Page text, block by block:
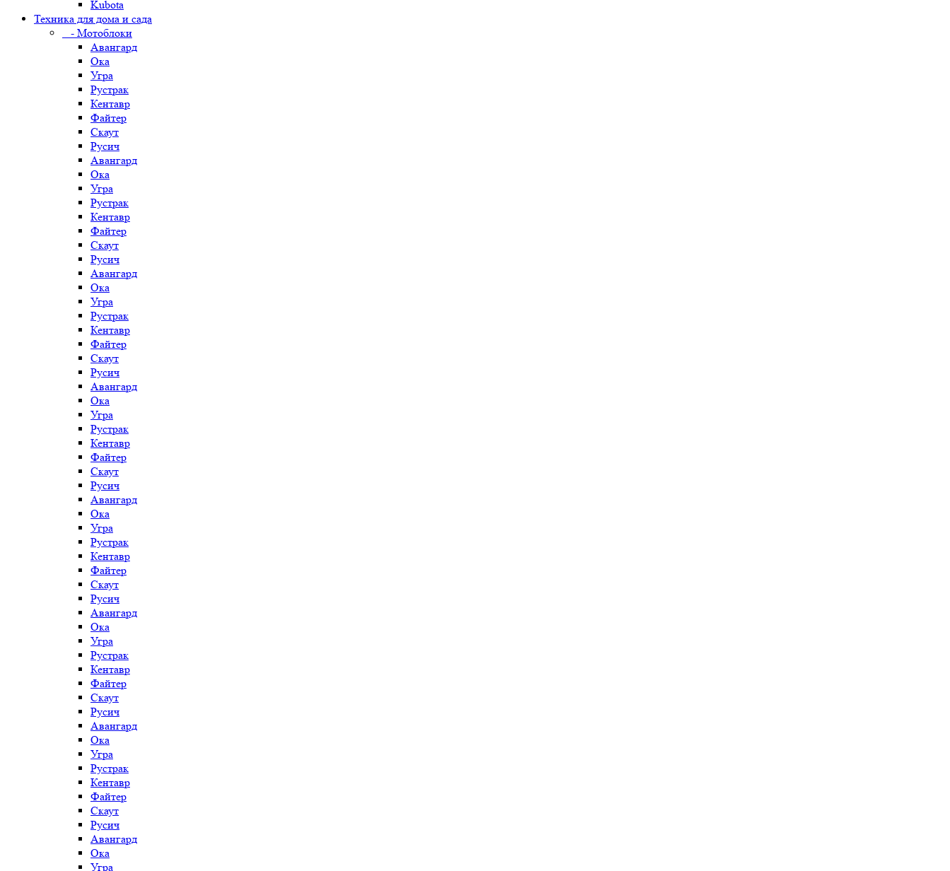
Kubota
Техника для дома и сада
- Мотоблоки
Авангард
Ока
Угра
Рустрак
Кентавр
Файтер
Скаут
Русич
Авангард
Ока
Угра
Рустрак
Кентавр
Файтер
Скаут
Русич
Авангард
Ока
Угра
Рустрак
Кентавр
Файтер
Скаут
Русич
Авангард
Ока
Угра
Рустрак
Кентавр
Файтер
Скаут
Русич
Авангард
Ока
Угра
Рустрак
Кентавр
Файтер
Скаут
Русич
Авангард
Ока
Угра
Рустрак
Кентавр
Файтер
Скаут
Русич
Авангард
Ока
Угра
Рустрак
Кентавр
Файтер
Скаут
Русич
Авангард
Ока
Угра